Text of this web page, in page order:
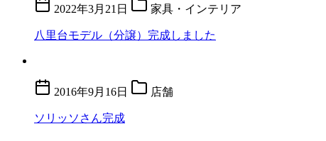
2022年3月21日 家具・インテリア
八里台モデル（分譲）完成しました
2016年9月16日 店舗
ソリッソさん完成